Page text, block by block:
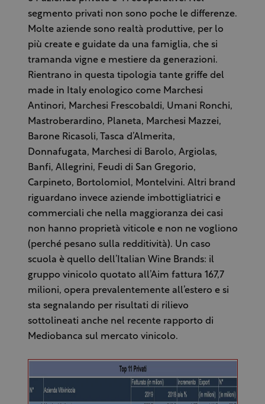
segmento privati non sono poche le differenze.
Molte aziende sono realtà produttive, per lo
più create e guidate da una famiglia, che si
tramanda vigne e mestiere da generazioni.
Rientrano in questa tipologia tante griffe del
made in Italy enologico come Marchesi
Antinori, Marchesi Frescobaldi, Umani Ronchi,
Mastroberardino, Planeta, Marchesi Mazzei,
Barone Ricasoli, Tasca d’Almerita,
Donnafugata, Marchesi di Barolo, Argiolas,
Banfi, Allegrini, Feudi di San Gregorio,
Carpineto, Bortolomiol, Montelvini. Altri brand
riguardano invece aziende imbottigliatrici e
commerciali che nella maggioranza dei casi
non hanno proprietà viticole e non ne vogliono
(perché pesano sulla redditività). Un caso
scuola è quello dell’Italian Wine Brands: il
gruppo vinicolo quotato all’Aim fattura 167,7
milioni, opera prevalentemente all’estero e si
sta segnalando per risultati di rilievo
sottolineati anche nel recente rapporto di
Mediobanca sul mercato vinicolo.